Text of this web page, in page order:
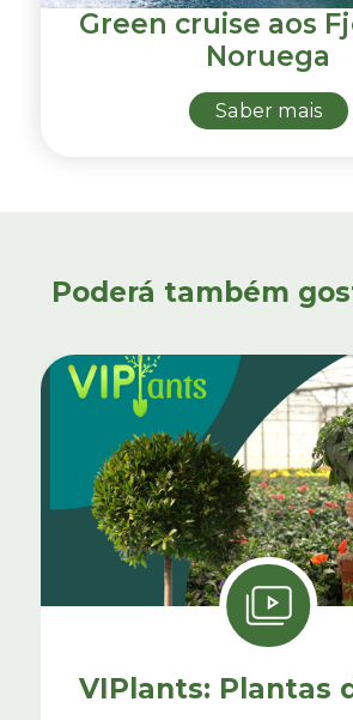
Green cruise aos
Noruega
Saber mais
Poderá também
VIPlants: Plantas